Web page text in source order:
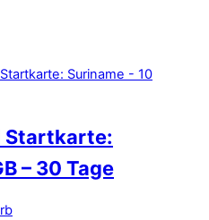
Startkarte:
– 30 Tage